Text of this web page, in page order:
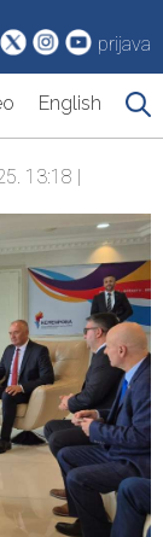
prijava
English
13:18 |